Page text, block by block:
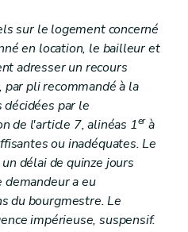
sur le logement concerné
en location, le bailleur et
adresser un recours
pli recommandé à la
par le
de l'article 7, alinéas 1erà
ou inadéquates. Le
délai de quinze jours
a eu
du bourgmestre. Le
impérieuse, suspensif.